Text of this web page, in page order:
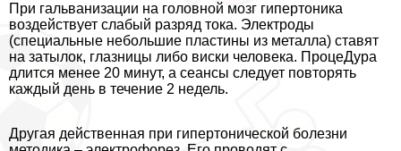
При гальванизации на головной мозг гипертоника
воздействует слабый разряд тока. Электроды
(специальные небольшие пластины из металла) ставят
на затылок, глазницы либо виски человека. ПроцеДypa
длится менее 20 минут, а сеансы следует повторять
каждый день в течение 2 недель.
Другая действенная при гипертонической болезни